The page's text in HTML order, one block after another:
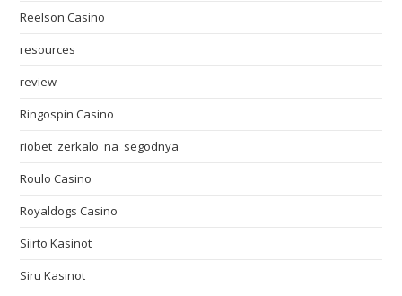
Reelson Casino
resources
review
Ringospin Casino
riobet_zerkalo_na_segodnya
Roulo Casino
Royaldogs Casino
Siirto Kasinot
Siru Kasinot